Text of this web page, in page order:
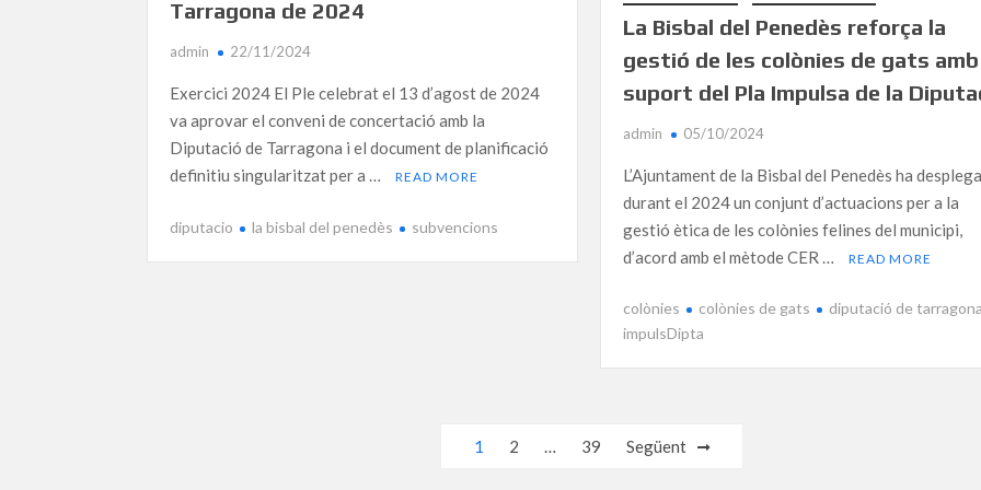
Tarragona de 2024
admin 22/11/2024
Exercici 2024 El Ple celebrat el 13 d’agost de 2024
va aprovar el conveni de concertació amb la
Diputació de Tarragona i el document de planificació
definitiu singularitzat per a …
READ MORE
diputacio la bisbal del penedès subvencions
La Bisbal del Penedès reforça la
gestió de les colònies de gats amb
suport del Pla Impulsa de la
admin 05/10/2024
L’Ajuntament de la Bisbal del Penedès ha
durant el 2024 un conjunt d’actuacions per a la
gestió ètica de les colònies felines del municipi,
d’acord amb el mètode CER …
READ MORE
colònies colònies de gats
diputació de tarragona
impulsDipta
1 2 … 39 Següent